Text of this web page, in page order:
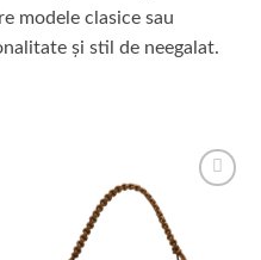
modele clasice sau
și stil de neegalat.